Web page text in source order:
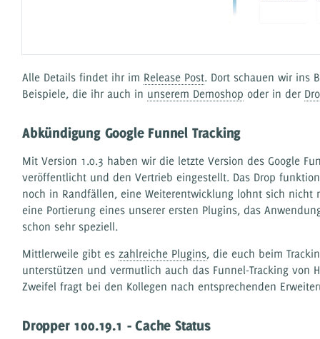
Alle Details findet ihr im Release Post. Dort schauen wir ins
Beispiele, die ihr auch in unserem Demoshop oder in der
Abkündigung Google Funnel Tracking
Mit Version 1.0.3 haben wir die letzte Version des Google
veröffentlicht und den Vertrieb eingestellt. Das Drop
noch in Randfällen, eine Weiterentwicklung lohnt sich nicht
eine Portierung eines unserer ersten Plugins, das
schon sehr speziell.
Mittlerweile gibt eszahlreiche Plugins, die euch beim
unterstützen und vermutlich auch das Funnel-Tracking von
Zweifel fragt bei den Kollegen nach entsprechenden
Dropper 100.19.1 - Cache Status